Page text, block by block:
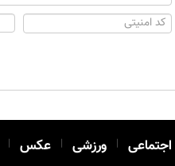
اجتماعی | ورزشی | عکس |